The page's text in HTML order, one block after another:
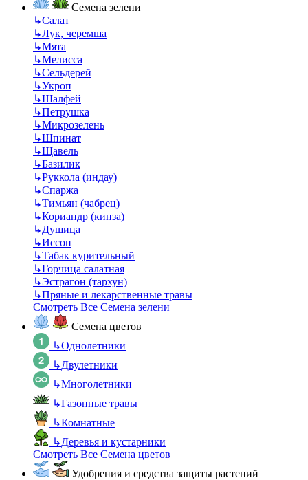
Семена зелени
↳Салат
↳Лук, черемша
↳Мята
↳Мелисса
↳Сельдерей
↳Укроп
↳Шалфей
↳Петрушка
↳Микрозелень
↳Шпинат
↳Щавель
↳Базилик
↳Руккола (индау)
↳Спаржа
↳Тимьян (чабрец)
↳Кориандр (кинза)
↳Душица
↳Иссоп
↳Табак курительный
↳Горчица салатная
↳Эстрагон (тархун)
↳Пряные и лекарственные травы
Смотреть Все Семена зелени
Семена цветов
↳Однолетники
↳Двулетники
↳Многолетники
↳Газонные травы
↳Комнатные
↳Деревья и кустарники
Смотреть Все Семена цветов
Удобрения и средства защиты растений